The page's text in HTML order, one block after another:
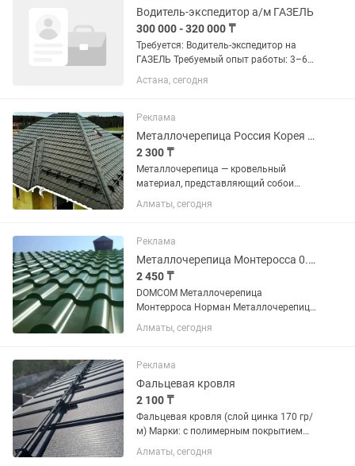
НИЖЕ НОМЕР....
Водитель-экспедитор а/м ГАЗЕЛЬ
300 000 - 320 000 ₸
Требуется: Водитель-экспедитор на
ГАЗЕЛЬ Требуемый опыт работы: 3–6
лет Полная занятость, полный день.
ПО ВСЕМ ВОПРОСАМ ЗВОНИТЕ/
НОМЕР. Обязанности:
•Своевременная...
Астана, сегодня
Реклама
Металлочерепица Россия Корея Китай. Толщина 0.40-0.50
2 300 ₸
Металлочерепица — кровельный
материал, представляющий собои
листы, изготовленные из
тонколистовой стали, алюминия или
защитным слоем, профилированные
методом холодного...
Алматы, сегодня
Реклама
Металлочерепица Монтеросса 0.45--0.50
2 450 ₸
DOMCOM Металлочерепица
Монтерроса Норман Металлочерепица
Монтерроса Норман Фирменная
гарантия Характеристики:
металлочерепицы Монтерроса
скандинавского типа с улучшенной...
Алматы, сегодня
Реклама
Фальцевая кровля
2 100 ₸
Фальцевая кровля (слой цинка 170 гр/
м) Марки: с полимерным покрытием
Толщина от 0,40 до 0,5 мм Длина листа
от 1000 см до 12 метров, возможно
Алматы, сегодня